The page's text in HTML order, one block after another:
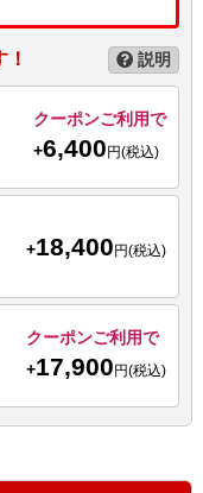
説明
クーポンご利用で
+6,400 円(税込)
+18,400円(税込)
クーポンご利用で
+17,900 円(税込)